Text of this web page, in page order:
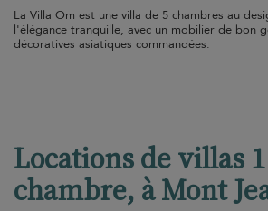
La Villa Om est une villa de 5 chambres au
l'élégance tranquille, avec un mobilier de bon
décoratives asiatiques commandées.
Locations de villas 1
chambre, à Mont